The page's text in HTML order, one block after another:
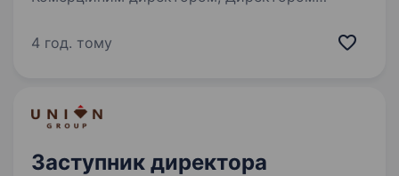
від 5 років Успішний досвід побудови системи
4 год. тому
Заступник директора